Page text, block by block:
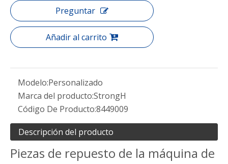
Preguntar
Añadir al carrito
Modelo:Personalizado
Marca del producto:StrongH
Código De Producto:8449009
Descripción del producto
Piezas de repuesto de la máquina de